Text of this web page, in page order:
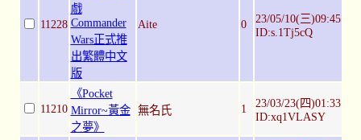
11228
戲
Commander
Wars正式推
出繁體中文
版
Aite 0
23/05/10(三)09:45
ID:s.1Tj5cQ
11210
《Pocket
Mirror~黃金
之夢》
無名氏 1
23/03/23(四)01:33
ID:xq1VLASY